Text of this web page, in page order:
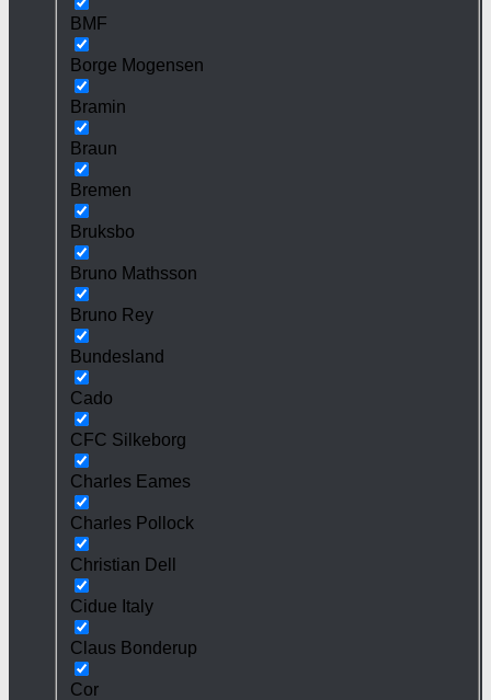
BMF
Borge Mogensen
Bramin
Braun
Bremen
Bruksbo
Bruno Mathsson
Bruno Rey
Bundesland
Cado
CFC Silkeborg
Charles Eames
Charles Pollock
Christian Dell
Cidue Italy
Claus Bonderup
Cor